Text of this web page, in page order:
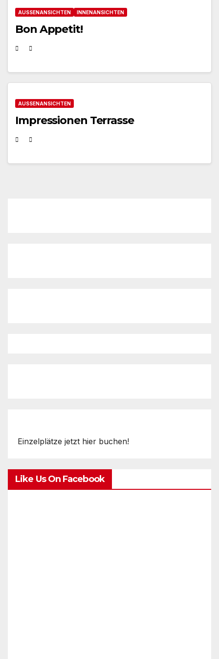
AUSSENANSICHTEN INNENANSICHTEN
Bon Appetit!
AUSSENANSICHTEN
Impressionen Terrasse
Einzelplätze jetzt hier buchen!
Like Us On Facebook